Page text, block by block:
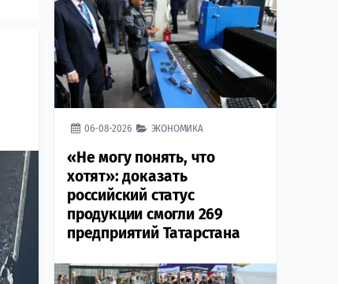
06-08-2026 ЭКОНОМИКА
«Не могу понять, что
хотят»: доказать
российский статус
продукции смогли 269
предприятий Татарстана